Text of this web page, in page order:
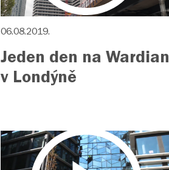
06.08.2019.
Jeden den na Wardian
v Londýně